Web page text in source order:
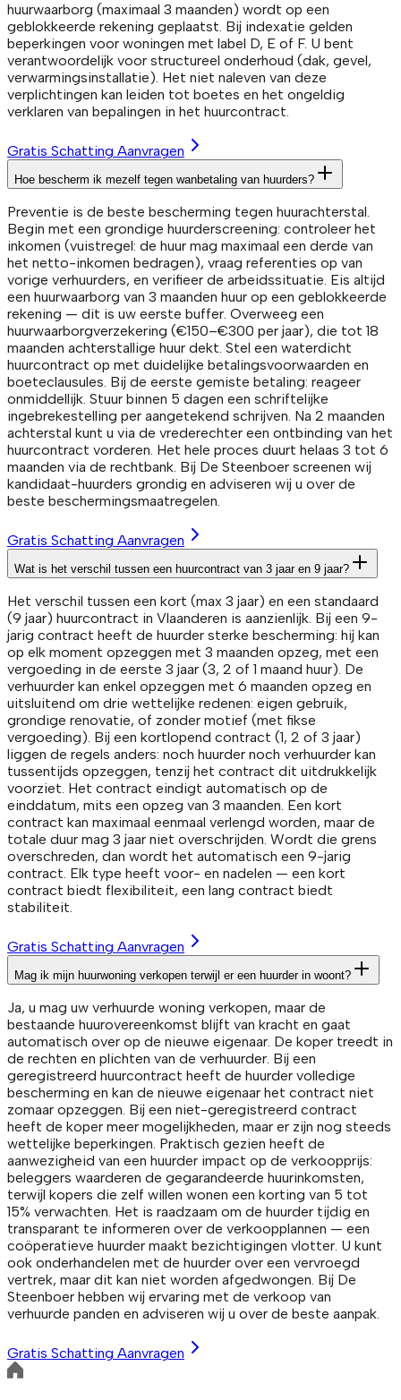
huurwaarborg (maximaal 3 maanden) wordt op een
geblokkeerde rekening geplaatst. Bij indexatie gelden
beperkingen voor woningen met label D, E of F. U bent
verantwoordelijk voor structureel onderhoud (dak, gevel,
verwarmingsinstallatie). Het niet naleven van deze
verplichtingen kan leiden tot boetes en het ongeldig
verklaren van bepalingen in het huurcontract.
Gratis Schatting Aanvragen
Hoe bescherm ik mezelf tegen wanbetaling van huurders?
Preventie is de beste bescherming tegen huurachterstal.
Begin met een grondige huurderscreening: controleer het
inkomen (vuistregel: de huur mag maximaal een derde van
het netto-inkomen bedragen), vraag referenties op van
vorige verhuurders, en verifieer de arbeidssituatie. Eis altijd
een huurwaarborg van 3 maanden huur op een geblokkeerde
rekening — dit is uw eerste buffer. Overweeg een
huurwaarborgverzekering (€150–€300 per jaar), die tot 18
maanden achterstallige huur dekt. Stel een waterdicht
huurcontract op met duidelijke betalingsvoorwaarden en
boeteclausules. Bij de eerste gemiste betaling: reageer
onmiddellijk. Stuur binnen 5 dagen een schriftelijke
ingebrekestelling per aangetekend schrijven. Na 2 maanden
achterstal kunt u via de vrederechter een ontbinding van het
huurcontract vorderen. Het hele proces duurt helaas 3 tot 6
maanden via de rechtbank. Bij De Steenboer screenen wij
kandidaat-huurders grondig en adviseren wij u over de
beste beschermingsmaatregelen.
Gratis Schatting Aanvragen
Wat is het verschil tussen een huurcontract van 3 jaar en 9 jaar?
Het verschil tussen een kort (max 3 jaar) en een standaard
(9 jaar) huurcontract in Vlaanderen is aanzienlijk. Bij een 9-
jarig contract heeft de huurder sterke bescherming: hij kan
op elk moment opzeggen met 3 maanden opzeg, met een
vergoeding in de eerste 3 jaar (3, 2 of 1 maand huur). De
verhuurder kan enkel opzeggen met 6 maanden opzeg en
uitsluitend om drie wettelijke redenen: eigen gebruik,
grondige renovatie, of zonder motief (met fikse
vergoeding). Bij een kortlopend contract (1, 2 of 3 jaar)
liggen de regels anders: noch huurder noch verhuurder kan
tussentijds opzeggen, tenzij het contract dit uitdrukkelijk
voorziet. Het contract eindigt automatisch op de
einddatum, mits een opzeg van 3 maanden. Een kort
contract kan maximaal eenmaal verlengd worden, maar de
totale duur mag 3 jaar niet overschrijden. Wordt die grens
overschreden, dan wordt het automatisch een 9-jarig
contract. Elk type heeft voor- en nadelen — een kort
contract biedt flexibiliteit, een lang contract biedt
stabiliteit.
Gratis Schatting Aanvragen
Mag ik mijn huurwoning verkopen terwijl er een huurder in woont?
Ja, u mag uw verhuurde woning verkopen, maar de
bestaande huurovereenkomst blijft van kracht en gaat
automatisch over op de nieuwe eigenaar. De koper treedt in
de rechten en plichten van de verhuurder. Bij een
geregistreerd huurcontract heeft de huurder volledige
bescherming en kan de nieuwe eigenaar het contract niet
zomaar opzeggen. Bij een niet-geregistreerd contract
heeft de koper meer mogelijkheden, maar er zijn nog steeds
wettelijke beperkingen. Praktisch gezien heeft de
aanwezigheid van een huurder impact op de verkoopprijs:
beleggers waarderen de gegarandeerde huurinkomsten,
terwijl kopers die zelf willen wonen een korting van 5 tot
15% verwachten. Het is raadzaam om de huurder tijdig en
transparant te informeren over de verkoopplannen — een
coöperatieve huurder maakt bezichtigingen vlotter. U kunt
ook onderhandelen met de huurder over een vervroegd
vertrek, maar dit kan niet worden afgedwongen. Bij De
Steenboer hebben wij ervaring met de verkoop van
verhuurde panden en adviseren wij u over de beste aanpak.
Gratis Schatting Aanvragen